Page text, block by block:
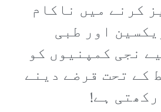
کرنے میں ناکام
اور طبی
نجی کمپنیوں کو
کے تحت قرضے دینے
ہے!